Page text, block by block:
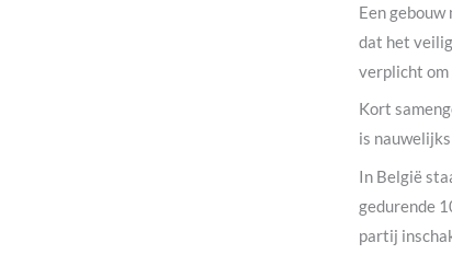
Een
dat het
verplicht om
Kort
is
In België
gedurende
partij